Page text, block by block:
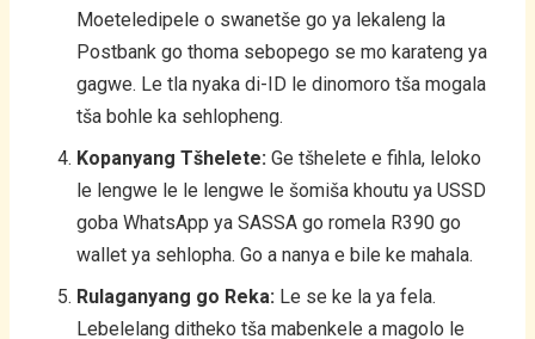
Moeteledipele o swanetše go ya lekaleng la
Postbank go thoma sebopego se mo karateng ya
gagwe. Le tla nyaka di-ID le dinomoro tša mogala
tša bohle ka sehlopheng.
Kopanyang Tšhelete: Ge tšhelete e fihla, leloko
le lengwe le le lengwe le šomiša khoutu ya USSD
goba WhatsApp ya SASSA go romela R390 go
wallet ya sehlopha. Go a nanya e bile ke mahala.
Rulaganyang go Reka: Le se ke la ya fela.
Lebelelang ditheko tša mabenkele a magolo le